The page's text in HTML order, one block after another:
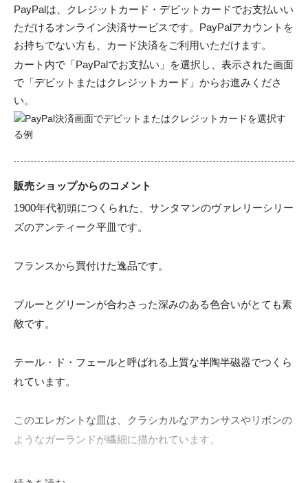
PayPalは、クレジットカード・デビットカードでお支払いい
ただけるオンライン決済サービスです。PayPalアカウントを
お持ちでない方も、カード決済をご利用いただけます。
カート内で「PayPalでお支払い」を選択し、表示された画面
で「デビットまたはクレジットカード」からお進みくださ
い。
販売ショップからのコメント
1900年代初頭につくられた、サンタマンのヴァレリーシリー
ズのアンティーク平皿です。
フランスから買付けた逸品です。
ブルーとグリーンが合わさった深みのある色合いがとても素
敵です。
テール・ド・フェールと呼ばれる上質な半陶半磁器でつくら
れています。
このエレガントな皿は、クラシカルなアカンサスやリボンの
ようなガーランドが繊細に描かれています。
中央にはホリホックの花と蕾が上品に描かれています。